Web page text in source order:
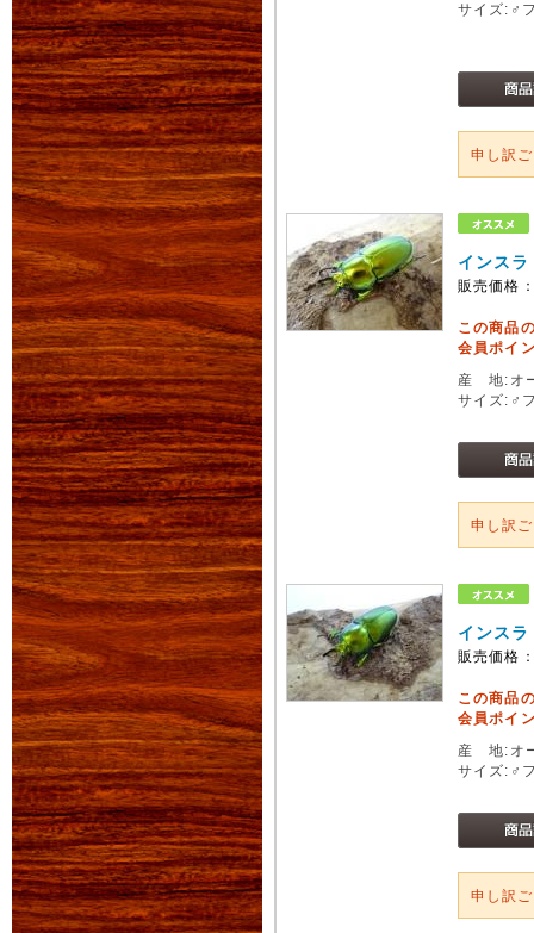
サイズ:♂
申し訳
インス
販売価格
この商品
会員ポイ
産 地:オ
サイズ:♂
申し訳
インス
販売価格
この商品
会員ポイ
産 地:オ
サイズ:♂
申し訳